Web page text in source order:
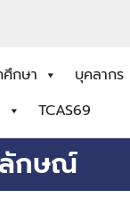
กษา บุคลากร
TCAS69
กษณ์